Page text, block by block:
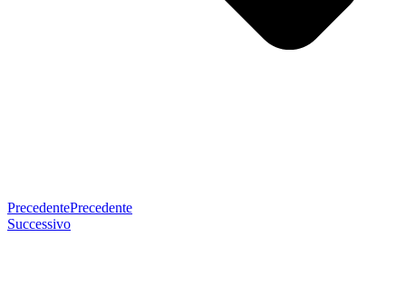
PrecedentePrecedente
Successivo